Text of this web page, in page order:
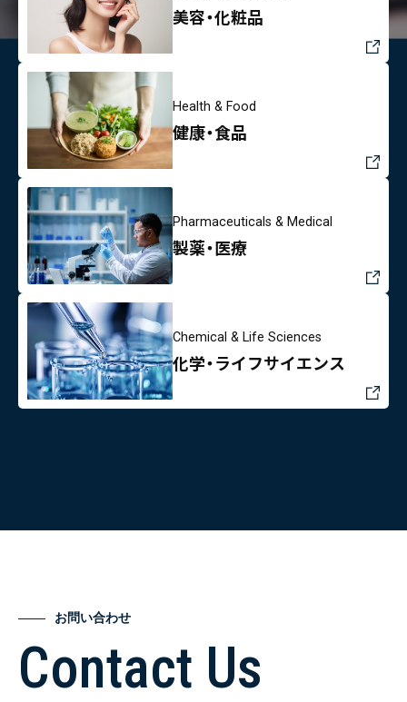
美容・化粧品
Health & Food
健康・食品
Pharmaceuticals & Medical
製薬・医療
Chemical & Life Sciences
化学・ライフサイエンス
お問い合わせ
Contact Us